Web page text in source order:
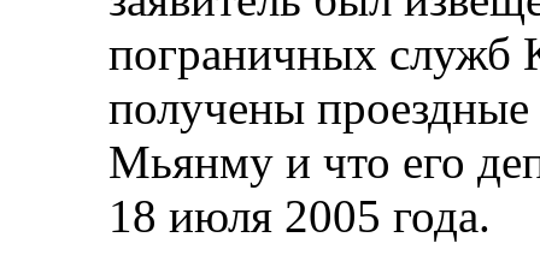
пограничных служб
получены
Мьянму и что его
18 июля 2005 года.